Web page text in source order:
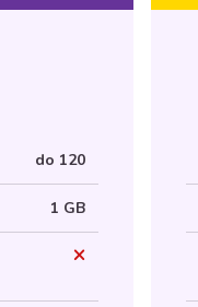
do 120
1 GB